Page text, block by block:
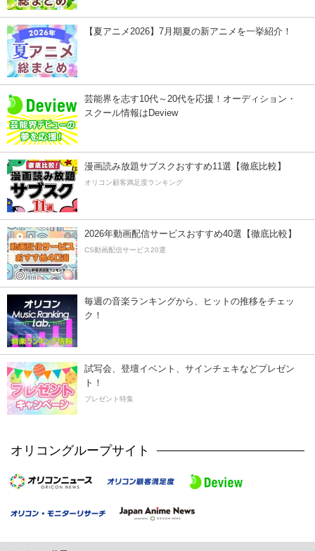
【夏アニメ2026】7月期夏の新アニメを一挙紹介！
芸能界を志す10代～20代を応援！オーディション・
スクール情報はDeview
漫画読み放題サブスクおすすめ11選【徹底比較】
オリコン顧客満足度ランキング
2026年動画配信サービスおすすめ40選【徹底比較】
CS動画配信サービス20選
毎週の音楽ランキングから、ヒットの推移をチェッ
ク！
試写会、登壇イベント、サインチェキなどプレゼン
ト！
プレゼント特集
オリコングループサイト